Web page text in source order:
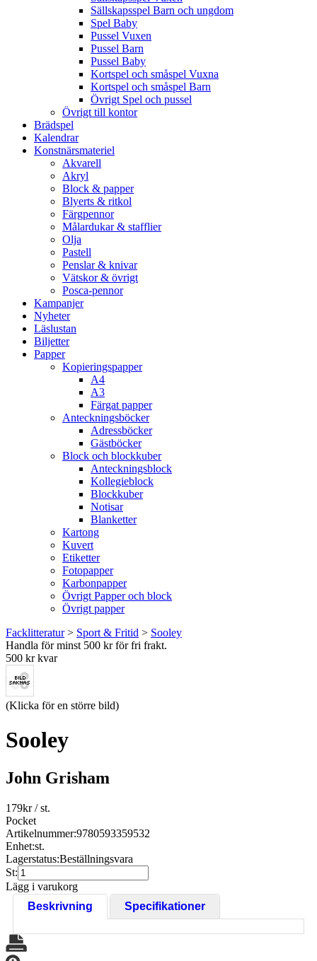
Sällskapsspel Barn och ungdom
Spel Baby
Pussel Vuxen
Pussel Barn
Pussel Baby
Kortspel och småspel Vuxna
Kortspel och småspel Barn
Övrigt Spel och pussel
Övrigt till kontor
Brädspel
Kalendrar
Konstnärsmateriel
Akvarell
Akryl
Block & papper
Blyerts & ritkol
Färgpennor
Målardukar & stafflier
Olja
Pastell
Penslar & knivar
Vätskor & övrigt
Posca-pennor
Kampanjer
Nyheter
Läslustan
Biljetter
Papper
Kopieringspapper
A4
A3
Färgat papper
Anteckningsböcker
Adressböcker
Gästböcker
Block och blockkuber
Anteckningsblock
Kollegieblock
Blockkuber
Notisar
Blanketter
Kartong
Kuvert
Etiketter
Fotopapper
Karbonpapper
Övrigt Papper och block
Övrigt papper
Facklitteratur> Sport & Fritid > Sooley
Handla för minst 500 kr för fri frakt.
500 kr kvar
(Klicka för en större bild)
Sooley
John Grisham
179kr/ st.
Pocket
Artikelnummer:9780593359532
Enhet:st.
Lagerstatus:Beställningsvara
St:
Lägg i varukorg
Beskrivning
Specifikationer